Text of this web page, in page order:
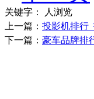
关键字：
人浏览
上一篇： 投影机排行
下一篇： 豪车品牌排